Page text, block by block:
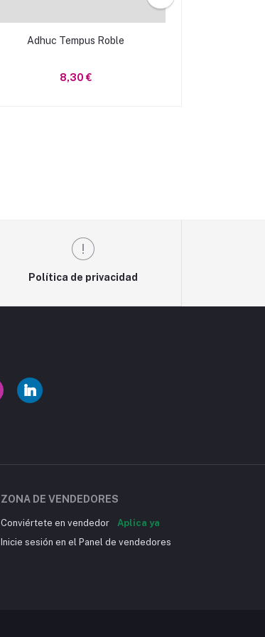
Adhuc Tempus Roble
8,30 €
Política de privacidad
ZONA DE VENDEDORES
Conviértete en vendedor
Aplica ya
Inicie sesión en el Panel de vendedores